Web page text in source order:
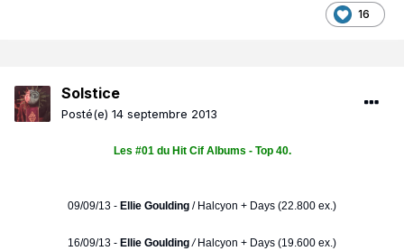
16
Solstice
Posté(e) 14 septembre 2013
Les #01 du Hit Cif Albums - Top 40.
09/09/13 - Ellie Goulding / Halcyon + Days (22.800 ex.)
16/09/13 - Ellie Goulding /Halcyon + Days (19.600 ex.)